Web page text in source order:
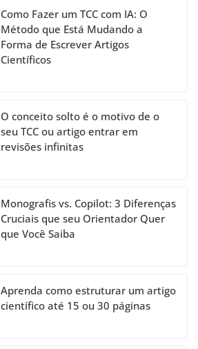
Como Fazer um TCC com IA: O
Método que Está Mudando a
Forma de Escrever Artigos
Científicos
O conceito solto é o motivo de o
seu TCC ou artigo entrar em
revisões infinitas
Monografis vs. Copilot: 3 Diferenças
Cruciais que seu Orientador Quer
que Você Saiba
Aprenda como estruturar um artigo
científico até 15 ou 30 páginas